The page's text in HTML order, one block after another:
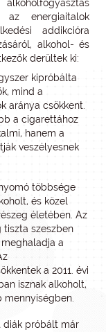
az energiaitalok
addikcióra
alkohol- és
derültek ki:
kipróbálta
mind a
aránya csökkent.
a cigarettához
hanem a
veszélyesnek
többsége
és közel
életében. Az
szeszben
a
a 2011. évi
isznak alkoholt,
diák próbált már